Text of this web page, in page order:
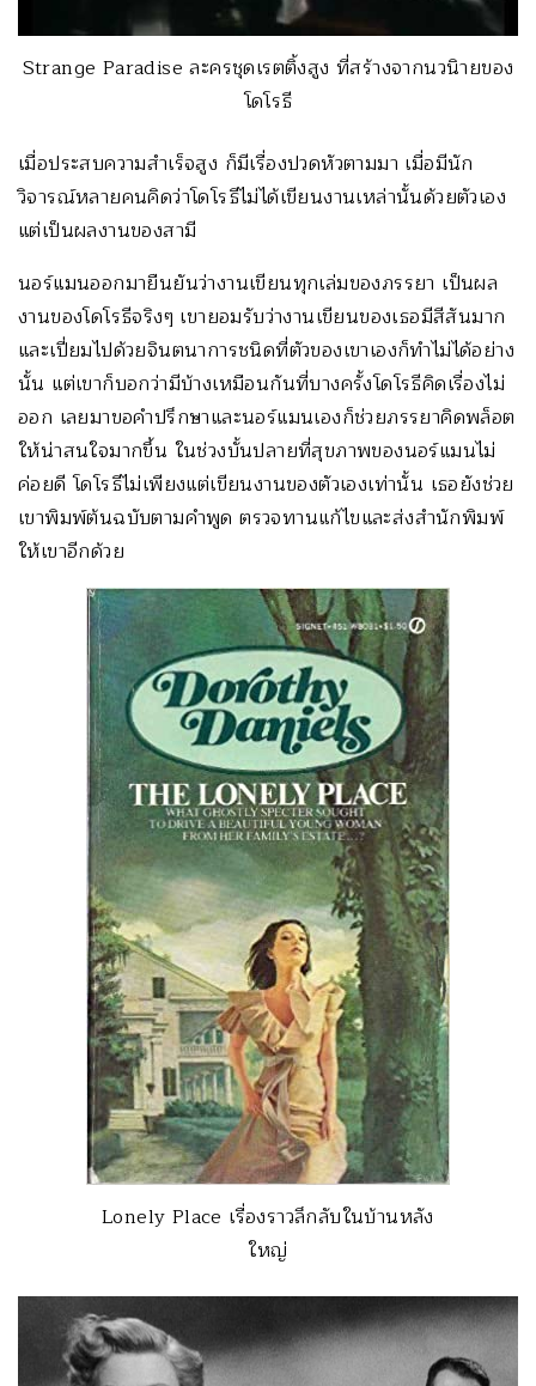
Strange Paradise ละครชุดเรตติ้งสูง ที่สร้างจากนวนิายของ
โดโรธี
เมื่อประสบความสำเร็จสูง ก็มีเรื่องปวดหัวตามมา เมื่อมีนัก
วิจารณ์หลายคนคิดว่าโดโรธีไม่ได้เขียนงานเหล่านั้นด้วยตัวเอง
แต่เป็นผลงานของสามี
นอร์แมนออกมายืนยันว่างานเขียนทุกเล่มของภรรยา เป็นผล
งานของโดโรธีจริงๆ เขายอมรับว่างานเขียนของเธอมีสีสันมาก
และเปี่ยมไปด้วยจินตนาการชนิดที่ตัวของเขาเองก็ทำไม่ได้อย่าง
นั้น แต่เขาก็บอกว่ามีบ้างเหมือนกันที่บางครั้งโดโรธีคิดเรื่องไม่
ออก เลยมาขอคำปรึกษาและนอร์แมนเองก็ช่วยภรรยาคิดพล็อต
ให้น่าสนใจมากขึ้น ในช่วงบั้นปลายที่สุขภาพของนอร์แมนไม่
ค่อยดี โดโรธีไม่เพียงแต่เขียนงานของตัวเองเท่านั้น เธอยังช่วย
เขาพิมพ์ต้นฉบับตามคำพูด ตรวจทานแก้ไขและส่งสำนักพิมพ์
ให้เขาอีกด้วย
Lonely Place เรื่องราวลึกลับในบ้านหลัง
ใหญ่